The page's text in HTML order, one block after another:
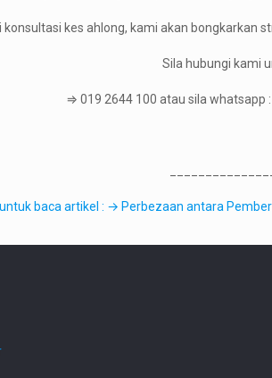
kes ahlong, kami akan
Sila hubungi kami
⇒ 019 2644 100 atau sila whatsapp :
untuk baca artikel : → Perbezaan antara